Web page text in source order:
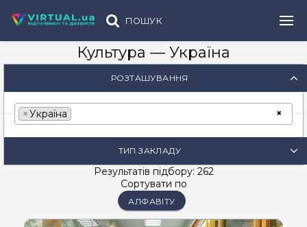
ПОШУК
Культура — Україна
РОЗТАШУВАННЯ
×
×Україна
ТИП ЗАКЛАДУ
Результатів підбору: 262
Сортувати по
АЛФАВІТУ